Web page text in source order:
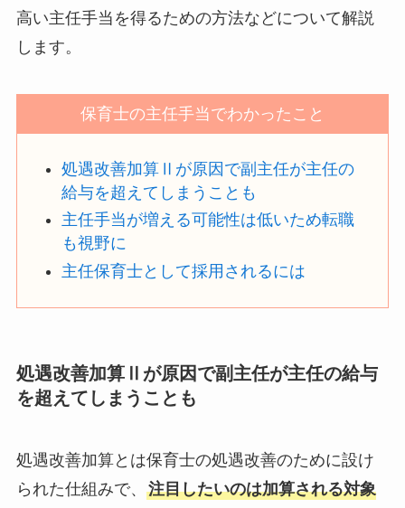
高い主任手当を得るための方法などについて解説
します。
保育士の主任手当でわかったこと
処遇改善加算Ⅱが原因で副主任が主任の
給与を超えてしまうことも
主任手当が増える可能性は低いため転職
も視野に
主任保育士として採用されるには
処遇改善加算Ⅱが原因で副主任が主任の給与
を超えてしまうことも
処遇改善加算とは保育士の処遇改善のために設け
られた仕組みで、 注目したいのは加算される対象